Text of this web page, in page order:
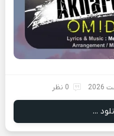
0 نظر
...